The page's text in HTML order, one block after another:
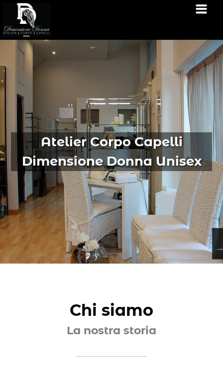
Atelier Corpo Capelli
Dimensione Donna Unisex
Chi siamo
La nostra storia